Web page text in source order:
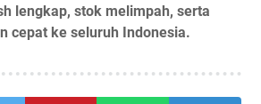
lengkap, stok melimpah, serta
cepat ke seluruh Indonesia.